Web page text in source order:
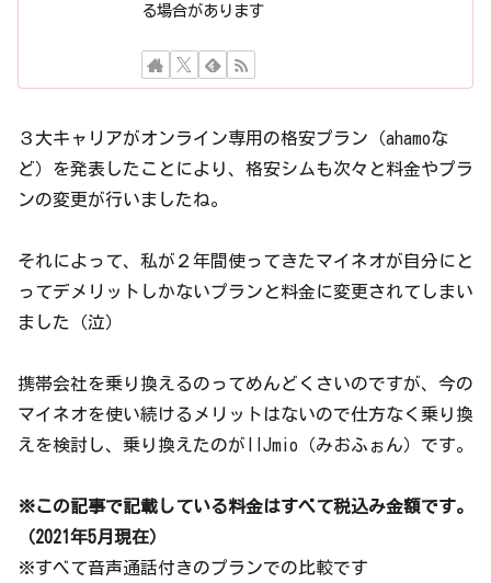
る場合があります
３大キャリアがオンライン専用の格安プラン（ahamoな
ど）を発表したことにより、格安シムも次々と料金やプラ
ンの変更が行いましたね。
それによって、私が２年間使ってきたマイネオが自分にと
ってデメリットしかないプランと料金に変更されてしまい
ました（泣）
携帯会社を乗り換えるのってめんどくさいのですが、今の
マイネオを使い続けるメリットはないので仕方なく乗り換
えを検討し、乗り換えたのがIIJmio（みおふぉん）です。
※この記事で記載している料金はすべて税込み金額です。
（2021年5月現在）
※すべて音声通話付きのプランでの比較です